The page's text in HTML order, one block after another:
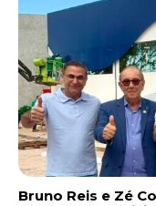
Bruno Reis e Zé